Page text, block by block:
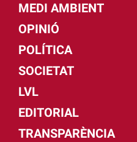
MEDI AMBIENT
OPINIÓ
POLÍTICA
SOCIETAT
LVL
EDITORIAL
TRANSPARÈNCIA